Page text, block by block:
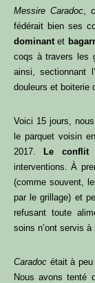
Messire Caradoc ,
fédérait bien ses
dominant et
coqs à travers les
ainsi, sectionnant
douleurs et boiterie
Voici 15 jours,
le parquet voisin
2017.
Le conflit
interventions. À
(comme souvent,
par le grillage) et
refusant toute
soins n’ont servis à
Caradoc était à
Nous avons tenté